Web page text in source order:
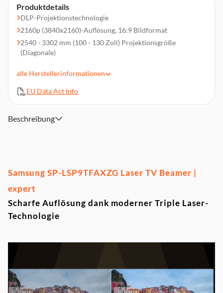
Produktdetails
DLP-Projektionstechnologie
2160p (3840x2160)-Auflösung, 16:9 Bildformat
2540 - 3302 mm (100 - 130 Zoll) Projektionsgröße
(Diagonale)
0,189:1 Projektionsverhältnis
3x HDMI, 1x DC OUT, 1x USB
Abmessungen (BxHxT): 55,0 x 14,1 x 36,7 cm
alle Herstellerinformationen
EU Data Act Info
Beschreibung
Samsung SP-LSP9TFAXZG Laser TV Beamer |
expert
Scharfe Auflösung dank moderner Triple Laser-
Technologie